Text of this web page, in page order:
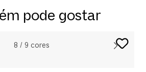
pode gostar
8 / 9 cores